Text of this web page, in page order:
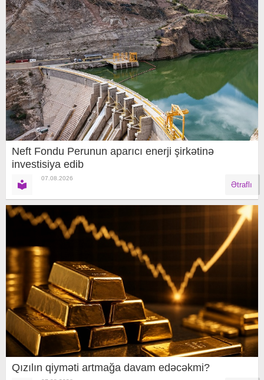
Neft Fondu Perunun aparıcı enerji şirkətinə
investisiya edib
07.08.2026
Ətraflı
Qızılın qiyməti artmağa davam edəcəkmi?